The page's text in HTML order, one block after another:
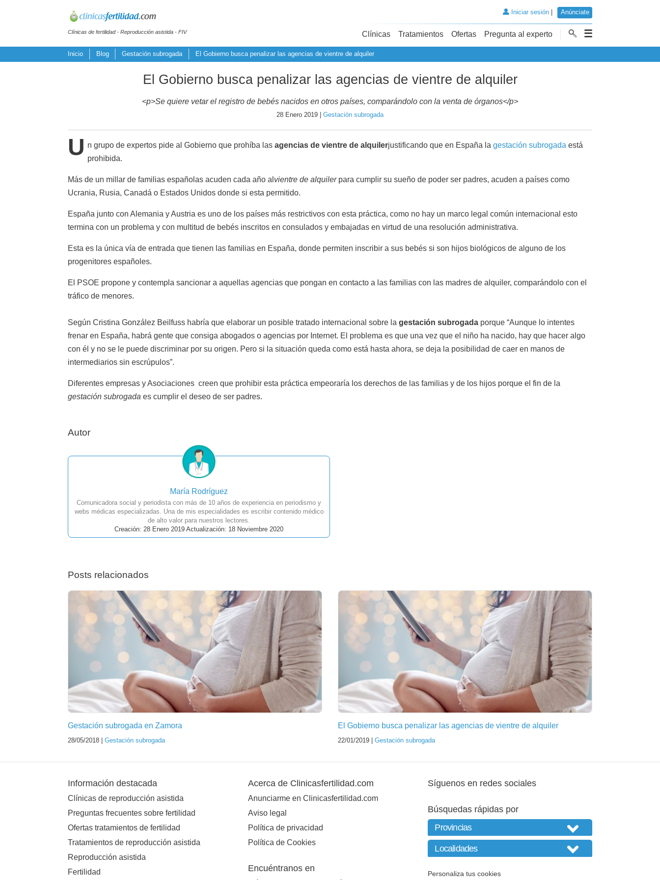
Clínicas de fertilidad - Reproducción asistida - FIV
Iniciar sesión| Anúnciate
Clínicas Tratamientos Ofertas Pregunta al experto
Inicio Blog Gestación subrogada El Gobierno busca penalizar las agencias de vientre de alquiler
El Gobierno busca penalizar las agencias de vientre de alquiler
<p>Se quiere vetar el registro de bebés nacidos en otros países, comparándolo con la venta de órganos</p>
28 Enero 2019 | Gestación subrogada
U n grupo de expertos pide al Gobierno que prohíba las agencias de vientre de alquilerjustificando que en España la gestación subrogada está
prohibida.
Más de un millar de familias españolas acuden cada año al vientre de alquilerpara cumplir su sueño de poder ser padres, acuden a países como
Ucrania, Rusia, Canadá o Estados Unidos donde si esta permitido.
España junto con Alemania y Austria es uno de los países más restrictivos con esta práctica, como no hay un marco legal común internacional esto
termina con un problema y con multitud de bebés inscritos en consulados y embajadas en virtud de una resolución administrativa.
Esta es la única vía de entrada que tienen las familias en España, donde permiten inscribir a sus bebés si son hijos biológicos de alguno de los
progenitores españoles.
El PSOE propone y contempla sancionar a aquellas agencias que pongan en contacto a las familias con las madres de alquiler, comparándolo con el
tráfico de menores.
Según Cristina González Beilfuss habría que elaborar un posible tratado internacional sobre la gestación subrogada porque “Aunque lo intentes
frenar en España, habrá gente que consiga abogados o agencias por Internet. El problema es que una vez que el niño ha nacido, hay que hacer algo
con él y no se le puede discriminar por su origen. Pero si la situación queda como está hasta ahora, se deja la posibilidad de caer en manos de
intermediarios sin escrúpulos”.
Diferentes empresas y Asociaciones creen que prohibir esta práctica empeoraría los derechos de las familias y de los hijos porque el fin de la
gestación subrogada es cumplir el deseo de ser padres.
Autor
María Rodríguez
Comunicadora social y periodista con más de 10 años de experiencia en periodismo y
webs médicas especializadas. Una de mis especialidades es escribir contenido médico
de alto valor para nuestros lectores.
Creación: 28 Enero 2019 Actualización: 18 Noviembre 2020
Posts relacionados
Gestación subrogada en Zamora
28/05/2018 | Gestación subrogada
El Gobierno busca penalizar las agencias de vientre de alquiler
22/01/2019 | Gestación subrogada
Información destacada
Clínicas de reproducción asistida
Preguntas frecuentes sobre fertilidad
Ofertas tratamientos de fertilidad
Tratamientos de reproducción asistida
Reproducción asistida
Fertilidad
Acerca de Clinicasfertilidad.com
Anunciarme en Clinicasfertilidad.com
Aviso legal
Política de privacidad
Política de Cookies
Encuéntranos en
Síguenos en redes sociales
Búsquedas rápidas por
Personaliza tus cookies